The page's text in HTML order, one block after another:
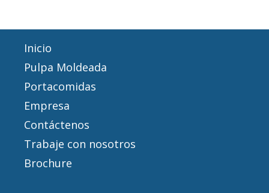
Inicio
Pulpa Moldeada
Portacomidas
Empresa
Contáctenos
Trabaje con nosotros
Brochure